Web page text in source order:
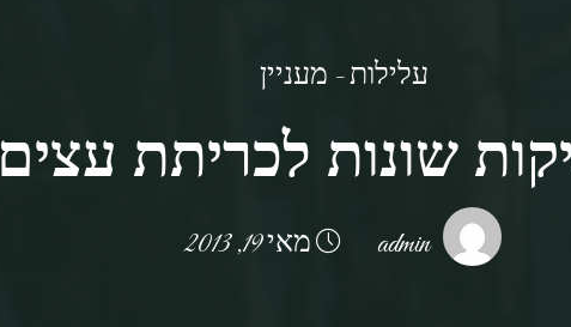
עלילות - מעניין
שונות לכריתת עצים
admin מאי 19, 2013